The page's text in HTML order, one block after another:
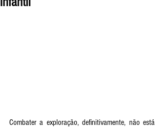
Combater a exploração, definitivamente, não está